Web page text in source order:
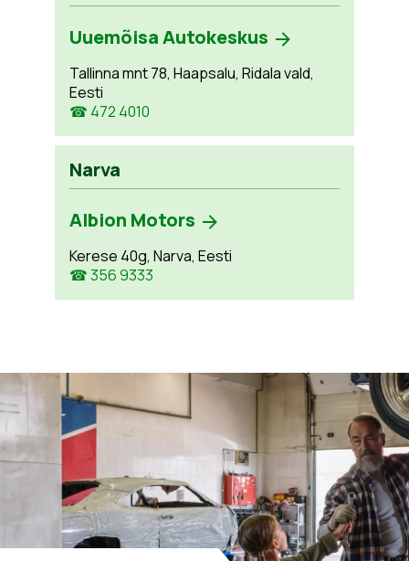
Uuemõisa Autokeskus
Tallinna mnt 78, Haapsalu, Ridala vald,
Eesti
☎ 472 4010
Narva
Albion Motors
Kerese 40g, Narva, Eesti
☎ 356 9333